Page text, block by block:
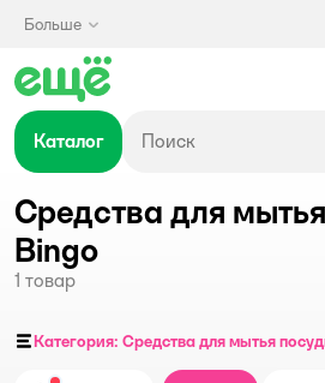
Больше
Каталог
Средства для
Bingo
1 товар
Категория: Средства для мытья